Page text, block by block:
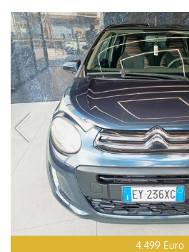
4.499 Euro